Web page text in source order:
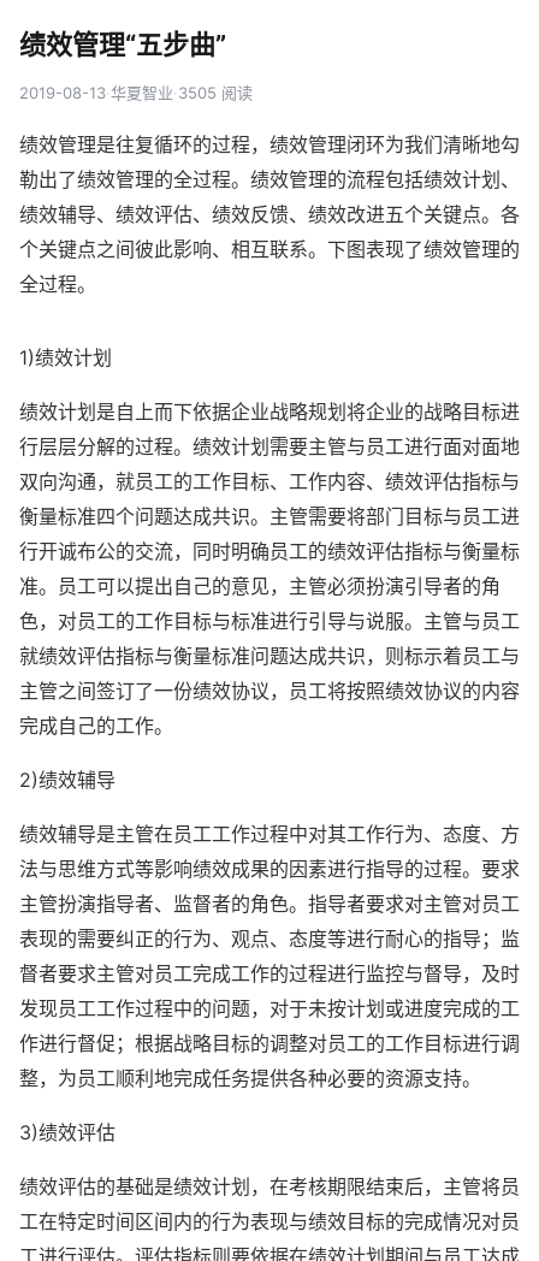
绩效管理“五步曲”
2019-08-13·华夏智业·3505 阅读
绩效管理是往复循环的过程，绩效管理闭环为我们清晰地勾
勒出了绩效管理的全过程。绩效管理的流程包括绩效计划、
绩效辅导、绩效评估、绩效反馈、绩效改进五个关键点。各
个关键点之间彼此影响、相互联系。下图表现了绩效管理的
全过程。
1)绩效计划
绩效计划是自上而下依据企业战略规划将企业的战略目标进
行层层分解的过程。绩效计划需要主管与员工进行面对面地
双向沟通，就员工的工作目标、工作内容、绩效评估指标与
衡量标准四个问题达成共识。主管需要将部门目标与员工进
行开诚布公的交流，同时明确员工的绩效评估指标与衡量标
准。员工可以提出自己的意见，主管必须扮演引导者的角
色，对员工的工作目标与标准进行引导与说服。主管与员工
就绩效评估指标与衡量标准问题达成共识，则标示着员工与
主管之间签订了一份绩效协议，员工将按照绩效协议的内容
完成自己的工作。
2)绩效辅导
绩效辅导是主管在员工工作过程中对其工作行为、态度、方
法与思维方式等影响绩效成果的因素进行指导的过程。要求
主管扮演指导者、监督者的角色。指导者要求对主管对员工
表现的需要纠正的行为、观点、态度等进行耐心的指导；监
督者要求主管对员工完成工作的过程进行监控与督导，及时
发现员工工作过程中的问题，对于未按计划或进度完成的工
作进行督促；根据战略目标的调整对员工的工作目标进行调
整，为员工顺利地完成任务提供各种必要的资源支持。
3)绩效评估
绩效评估的基础是绩效计划，在考核期限结束后，主管将员
工在特定时间区间内的行为表现与绩效目标的完成情况对员
工进行评估。评估指标则要依据在绩效计划期间与员工达成